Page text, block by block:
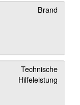
Brand
Technische
Hilfeleistung